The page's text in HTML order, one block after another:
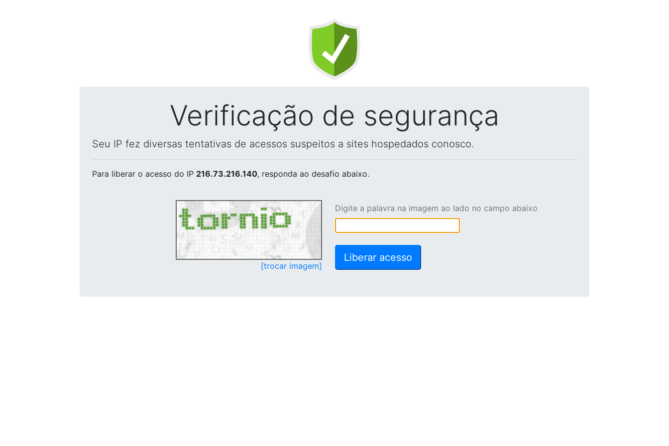
Verificação de segurança
Seu IP fez diversas tentativas de acessos suspeitos a sites hospedados conosco.
Para liberar o acesso do IP 216.73.216.140, responda ao desafio abaixo.
[trocar imagem]
Digite a palavra na imagem ao lado no campo abaixo